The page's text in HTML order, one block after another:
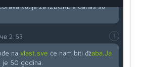
kutija za IZBORE a danas su
2:53
na vlast.sve će nam biti đžaba.Ja
je 50 godina.